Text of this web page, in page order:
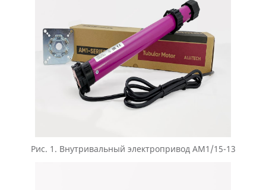
Рис. 1. Внутривальный электропривод AM1/15-13